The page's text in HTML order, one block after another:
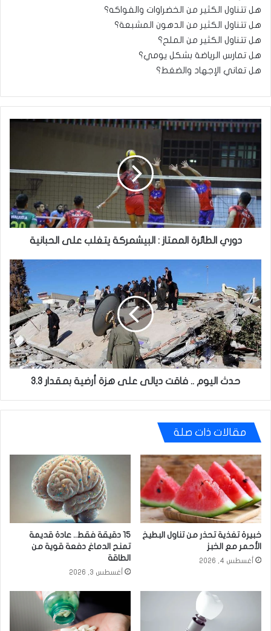
هل تتناول الكثير من الخضراوات والفواكه؟
هل تتناول الكثير من الدهون المشبعة؟
هل تتناول الكثير من الملح؟
هل تمارس الرياضة بشكل يومي؟
هل تعاني الإجهاد والضغط؟
دوري
الممتاز
يتغلب
على
الحبانية
دوري الطائرة الممتاز : البيشمركة يتغلب على الحبانية
اليوم
..
فاقت
ديالى
على
هزة
أرضية
بمقدار
حدث اليوم .. فاقت ديالى على هزة أرضية بمقدار 3.3
مقالات ذات صلة
خبيرة تغذية تحذر من تناول البطيخ
الأحمر مع الخبز
أغسطس 4, 2026
15 دقيقة فقط.. عادة قديمة
تمنح الدماغ دفعة قوية من
الطاقة
أغسطس 3, 2026